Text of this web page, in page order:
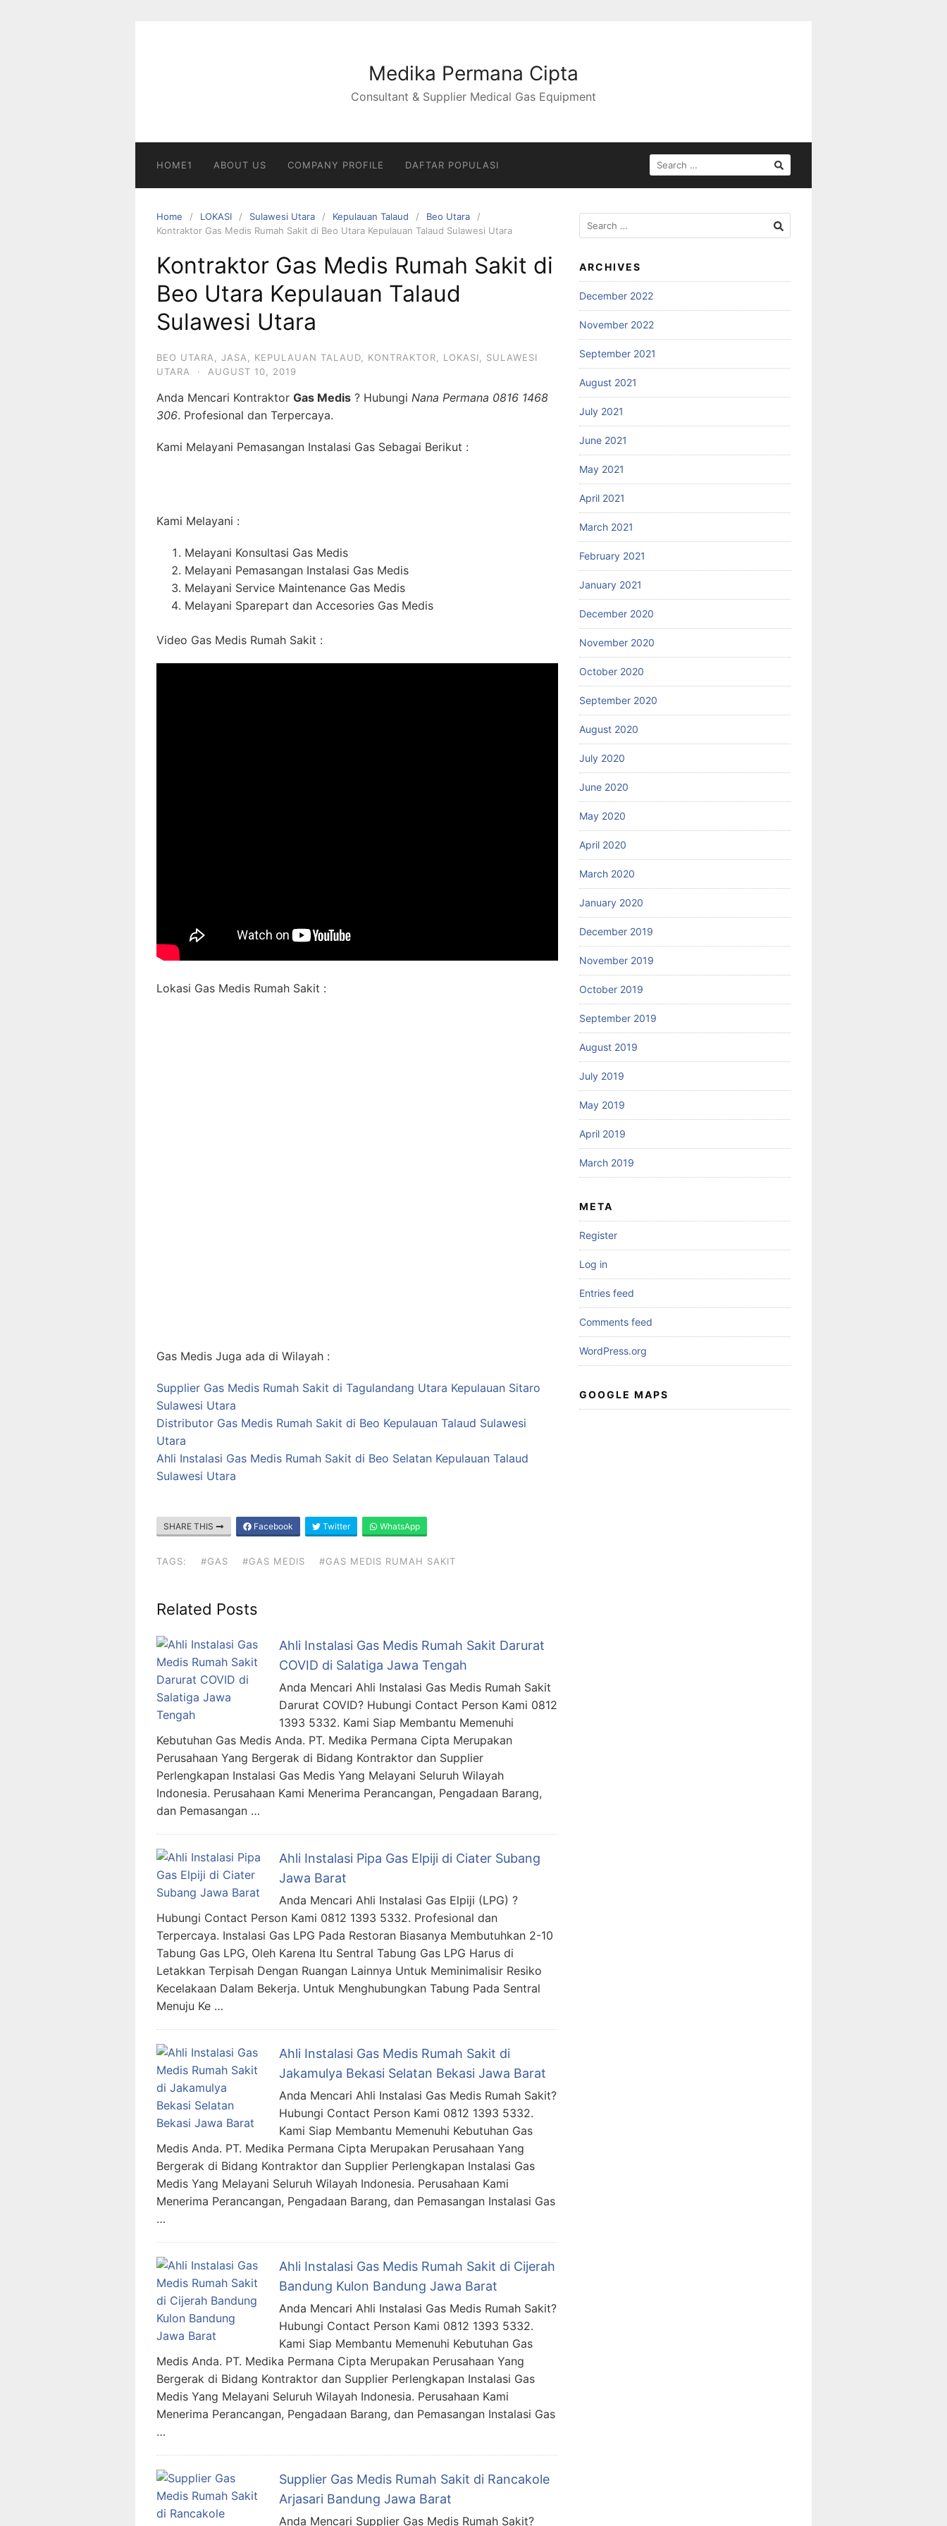
Medika Permana Cipta
Consultant & Supplier Medical Gas Equipment
HOME1 ABOUT US COMPANY PROFILE DAFTAR POPULASI
SEARCH
FOR:
Home LOKASI Sulawesi Utara Kepulauan Talaud
Beo Utara
Kontraktor Gas Medis Rumah Sakit di Beo Utara Kepulauan Talaud Sulawesi Utara
Kontraktor Gas Medis Rumah Sakit di
Beo Utara Kepulauan Talaud
Sulawesi Utara
BEO UTARA JASA KEPULAUAN TALAUD KONTRAKTOR LOKASI
SULAWESI
UTARA
· AUGUST 10, 2019
Anda Mencari Kontraktor Gas Medis ? Hubungi Nana Permana 0816 1468
306. Profesional dan Terpercaya.
Kami Melayani Pemasangan Instalasi Gas Sebagai Berikut :
Kami Melayani :
Melayani Konsultasi Gas Medis
Melayani Pemasangan Instalasi Gas Medis
Melayani Service Maintenance Gas Medis
Melayani Sparepart dan Accesories Gas Medis
Video Gas Medis Rumah Sakit :
Lokasi Gas Medis Rumah Sakit :
Gas Medis Juga ada di Wilayah :
Supplier Gas Medis Rumah Sakit di Tagulandang Utara Kepulauan Sitaro
Sulawesi Utara
Distributor Gas Medis Rumah Sakit di Beo Kepulauan Talaud Sulawesi
Utara
Ahli Instalasi Gas Medis Rumah Sakit di Beo Selatan Kepulauan Talaud
Sulawesi Utara
SHARE THIS Facebook Twitter WhatsApp
TAGS: #GAS #GAS MEDIS #GAS MEDIS RUMAH SAKIT
Related Posts
Ahli Instalasi Gas Medis Rumah Sakit Darurat
COVID di Salatiga Jawa Tengah
Anda Mencari Ahli Instalasi Gas Medis Rumah Sakit
Darurat COVID? Hubungi Contact Person Kami 0812
1393 5332. Kami Siap Membantu Memenuhi
Kebutuhan Gas Medis Anda. PT. Medika Permana Cipta Merupakan
Perusahaan Yang Bergerak di Bidang Kontraktor dan Supplier
Perlengkapan Instalasi Gas Medis Yang Melayani Seluruh Wilayah
Indonesia. Perusahaan Kami Menerima Perancangan, Pengadaan Barang,
dan Pemasangan …
Ahli Instalasi Pipa Gas Elpiji di Ciater Subang
Jawa Barat
Anda Mencari Ahli Instalasi Gas Elpiji (LPG) ?
Hubungi Contact Person Kami 0812 1393 5332. Profesional dan
Terpercaya. Instalasi Gas LPG Pada Restoran Biasanya Membutuhkan 2-10
Tabung Gas LPG, Oleh Karena Itu Sentral Tabung Gas LPG Harus di
Letakkan Terpisah Dengan Ruangan Lainnya Untuk Meminimalisir Resiko
Kecelakaan Dalam Bekerja. Untuk Menghubungkan Tabung Pada Sentral
Menuju Ke …
Ahli Instalasi Gas Medis Rumah Sakit di
Jakamulya Bekasi Selatan Bekasi Jawa Barat
Anda Mencari Ahli Instalasi Gas Medis Rumah Sakit?
Hubungi Contact Person Kami 0812 1393 5332.
Kami Siap Membantu Memenuhi Kebutuhan Gas
Medis Anda. PT. Medika Permana Cipta Merupakan Perusahaan Yang
Bergerak di Bidang Kontraktor dan Supplier Perlengkapan Instalasi Gas
Medis Yang Melayani Seluruh Wilayah Indonesia. Perusahaan Kami
Menerima Perancangan, Pengadaan Barang, dan Pemasangan Instalasi Gas
…
Ahli Instalasi Gas Medis Rumah Sakit di Cijerah
Bandung Kulon Bandung Jawa Barat
Anda Mencari Ahli Instalasi Gas Medis Rumah Sakit?
Hubungi Contact Person Kami 0812 1393 5332.
Kami Siap Membantu Memenuhi Kebutuhan Gas
Medis Anda. PT. Medika Permana Cipta Merupakan Perusahaan Yang
Bergerak di Bidang Kontraktor dan Supplier Perlengkapan Instalasi Gas
Medis Yang Melayani Seluruh Wilayah Indonesia. Perusahaan Kami
Menerima Perancangan, Pengadaan Barang, dan Pemasangan Instalasi Gas
…
Supplier Gas Medis Rumah Sakit di Rancakole
Arjasari Bandung Jawa Barat
Anda Mencari Supplier Gas Medis Rumah Sakit?
Search
for:
ARCHIVES
December 2022
November 2022
September 2021
August 2021
July 2021
June 2021
May 2021
April 2021
March 2021
February 2021
January 2021
December 2020
November 2020
October 2020
September 2020
August 2020
July 2020
June 2020
May 2020
April 2020
March 2020
January 2020
December 2019
November 2019
October 2019
September 2019
August 2019
July 2019
May 2019
April 2019
March 2019
META
Register
Log in
Entries feed
Comments feed
WordPress.org
GOOGLE MAPS